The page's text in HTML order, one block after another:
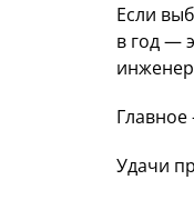
Если
в год —
Удачи